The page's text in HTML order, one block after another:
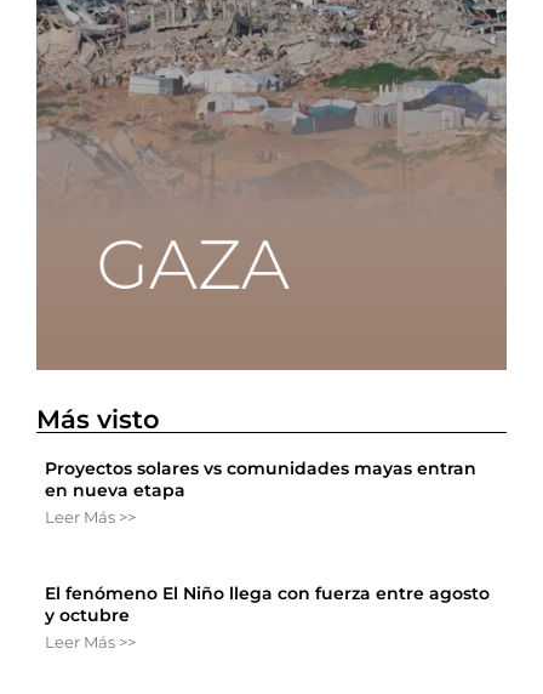
Más visto
Proyectos solares vs comunidades mayas entran
en nueva etapa
Leer Más >>
El fenómeno El Niño llega con fuerza entre agosto
y octubre
Leer Más >>